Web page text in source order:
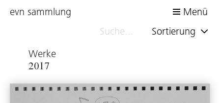
evn sammlung
Menü
Sortierung
Werke
2017